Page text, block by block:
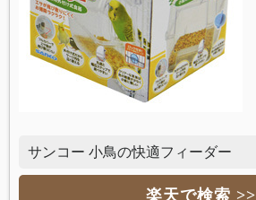
サンコー 小鳥の快適フィーダー
楽天で検索 >>